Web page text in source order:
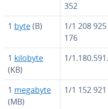
352
1 byte(B)
1/1 208
176
1 kilobyte
(KB)
1/
1 megabyte
(MB)
1/1 152